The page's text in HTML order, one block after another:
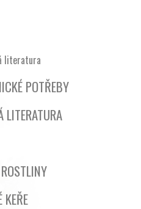
literatura
POTŘEBY
LITERATURA
KEŘE